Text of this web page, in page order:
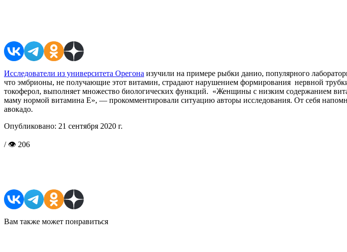
Исследователи из университета Орегона изучили на примере рыбки данио, популярного
что эмбрионы, не получающие этот витамин, страдают нарушением формирования нервной
токоферол, выполняет множество биологических функций. «Женщины с низким содержанием
маму нормой витамина Е», — прокомментировали ситуацию авторы исследования. От себя
авокадо.
Опубликовано: 21 сентября 2020 г.
/ 👁 206
Вам также может понравиться